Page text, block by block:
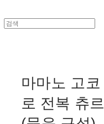
마마노 고코
로 전복 츄르